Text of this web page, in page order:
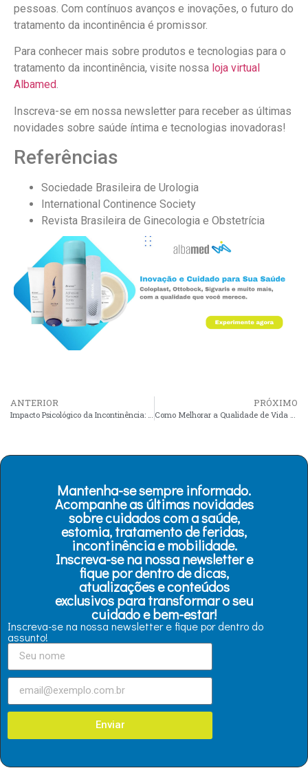
pessoas. Com contínuos avanços e inovações, o futuro do
tratamento da incontinência é promissor.
Para conhecer mais sobre produtos e tecnologias para o
tratamento da incontinência, visite nossa loja virtual
Albamed.
Inscreva-se em nossa newsletter para receber as últimas
novidades sobre saúde íntima e tecnologias inovadoras!
Referências
Sociedade Brasileira de Urologia
International Continence Society
Revista Brasileira de Ginecologia e Obstetrícia
ANTERIOR PRÓXIMO
Mantenha-se sempre informado.
Acompanhe as últimas novidades
sobre cuidados com a saúde,
estomia, tratamento de feridas,
incontinência e mobilidade.
Inscreva-se na nossa newsletter e
fique por dentro de dicas,
atualizações e conteúdos
exclusivos para transformar o seu
cuidado e bem-estar!
Inscreva-se na nossa newsletter e fique por dentro do
assunto!
Enviar